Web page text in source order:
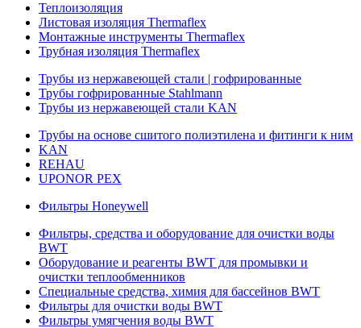
Теплоизоляция
Листовая изоляция Thermaflex
Монтажные инструменты Thermaflex
Трубная изоляция Thermaflex
Трубы из нержавеющей стали | гофрированные
Трубы гофрированные Stahlmann
Трубы из нержавеющей стали KAN
Трубы на основе сшитого полиэтилена и фитинги к ним
KAN
REHAU
UPONOR PEX
Фильтры Honeywell
Фильтры, средства и оборудование для очистки воды
BWT
Оборудование и реагенты BWT для промывки и
очистки теплообменников
Специальные средства, химия для бассейнов BWT
Фильтры для очистки воды BWT
Фильтры умягчения воды BWT